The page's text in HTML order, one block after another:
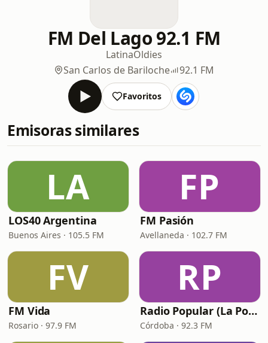
FM Del Lago 92.1 FM
LatinaOldies
San Carlos de Bariloche
92.1 FM
Favoritos
Emisoras similares
LA
LOS40 Argentina
Buenos Aires · 105.5 FM
FP
FM Pasión
Avellaneda · 102.7 FM
FV
FM Vida
Rosario · 97.9 FM
RP
Radio Popular (La Popu)
Córdoba · 92.3 FM